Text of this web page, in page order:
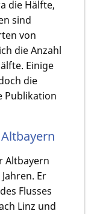
die Hälfte,
sind
von
die Anzahl
Einige
die
Publikation
Altbayern
Er
Flusses
Linz und